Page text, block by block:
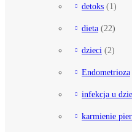
detoks (1)
dieta (22)
dzieci (2)
Endometrioza
infekcja u
karmienie